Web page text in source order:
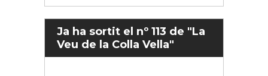
Ja ha sortit el nº 113 de "La
Veu de la Colla Vella"